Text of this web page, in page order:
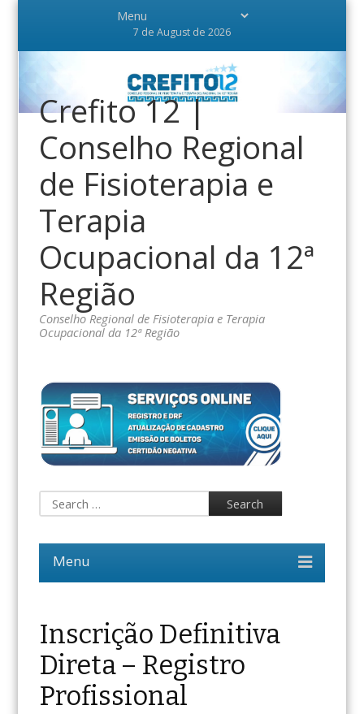
7 de August de 2026
Crefito 12 |
Conselho Regional
de Fisioterapia e
Terapia
Ocupacional da 12ª
Região
Conselho Regional de Fisioterapia e Terapia
Ocupacional da 12ª Região
Inscrição Definitiva
Direta – Registro
Profissional